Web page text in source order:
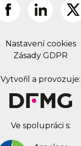
Nastavení cookies
Zásady GDPR
Vytvořil a provozuje:
Ve spolupráci s: